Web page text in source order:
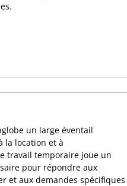
un large éventail
la location et à
travail temporaire joue un
pour répondre aux
et aux demandes spécifiques